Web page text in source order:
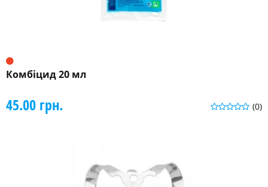
Комбіцид 20 мл
(0)
45.00 грн.